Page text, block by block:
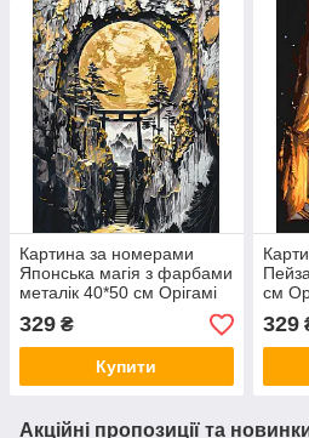
Картина за номерами
Японська магія з фарбами
металік 40*50 см Орігамі
LW 3454
329 ₴
Купити
см
329
Акційні пропозиції та